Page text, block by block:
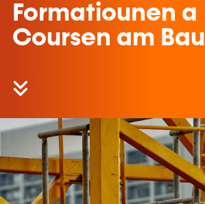
Formatiounen a
Coursen am Bau